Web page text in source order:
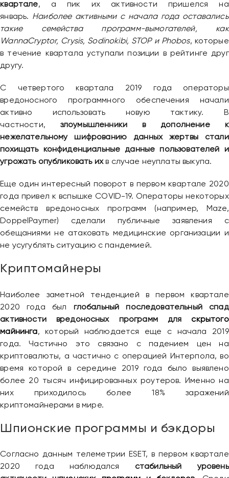
квартале, а пик их активности пришелся на
январь. Наиболее активными с начала года оставались
такие семейства программ-вымогателей, как
WannaCryptor, Crysis, Sodinokibi, STOP и Phobos, которые
в течение квартала уступали позиции в рейтинге друг
другу.
С четвертого квартала 2019 года операторы
вредоносного программного обеспечения начали
активно использовать новую тактику. В
частности, злоумышленники в дополнение к
нежелательному шифрованию данных жертвы стали
похищать конфиденциальные данные пользователей и
угрожать опубликовать ихв случае неуплаты выкупа.
Еще один интересный поворот в первом квартале 2020
года привел к вспышке COVID-19. Операторы некоторых
семейств вредоносных программ (например, Maze,
DoppelPaymer) сделали публичные заявления с
обещаниями не атаковать медицинские организации и
не усугублять ситуацию с пандемией.
Криптомайнеры
Наиболее заметной тенденцией в первом квартале
2020 года был глобальный последовательный спад
активности вредоносных программ дляскрытого
майнинга, который наблюдается еще с начала 2019
года. Частично это связано с падением цен на
криптовалюты, а частично с операцией Интерпола, во
время которой в середине 2019 года было выявлено
более 20 тысяч инфицированных роутеров. Именно на
них приходилось более 18% заражений
криптомайнерами в мире.
Шпионские программы и бэкдоры
Согласно данным телеметрии ESET, в первом квартале
2020 года наблюдался стабильный уровень